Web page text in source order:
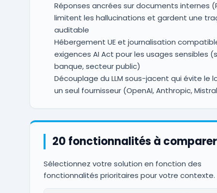
Réponses ancrées sur documents internes
limitent les hallucinations et gardent une
auditable
Hébergement UE et journalisation
exigences AI Act pour les usages sensibles
banque, secteur public)
Découplage du LLM sous-jacent qui évite le
un seul fournisseur (OpenAI, Anthropic,
20 fonctionnalités à comparer
Sélectionnez votre solution en fonction des
fonctionnalités prioritaires pour votre contexte.